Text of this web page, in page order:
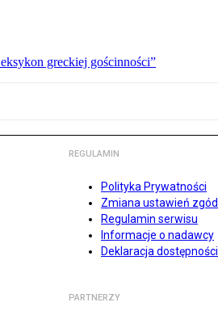
greckiej gościnności”
REGULAMIN
Polityka Prywatności
Zmiana ustawień zgód
Regulamin serwisu
Informacje o nadawcy
Deklaracja dostępności
PARTNERZY